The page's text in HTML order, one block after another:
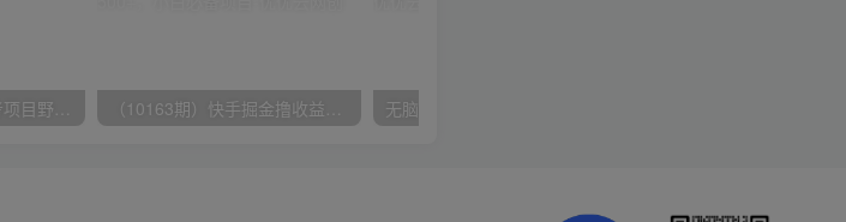
（10150期）2024高考项目野路子玩法，无限裂变，最高一天1W＋！ （10163期）快手掘金撸收益最新技术，高收益玩法，单日变现500+，小白必备项目